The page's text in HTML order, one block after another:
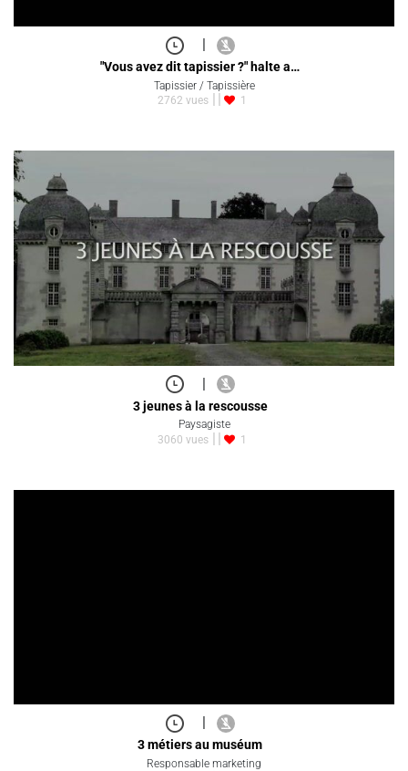
|
"Vous avez dit tapissier ?" halte a…
Tapissier / Tapissière
2762 vues
1
|
3 jeunes à la rescousse
Paysagiste
3060 vues
1
|
3 métiers au muséum
Responsable marketing